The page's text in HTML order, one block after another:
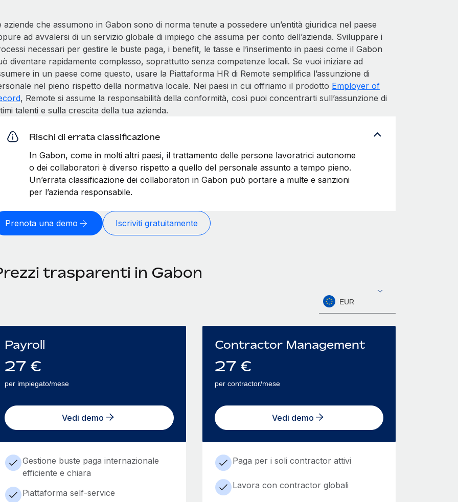
aziende che assumono in Gabon sono di norma tenute a possedere un’entità giuridica nel paese
ad avvalersi di un servizio globale di impiego che assuma per conto dell’azienda. Sviluppare i
necessari per gestire le buste paga, i benefit, le tasse e l’inserimento in paesi come il Gabon
diventare rapidamente complesso, soprattutto senza competenze locali. Se vuoi iniziare ad
in un paese come questo, usare la Piattaforma HR di Remote semplifica l’assunzione di
nel pieno rispetto della normativa locale. Nei paesi in cui offriamo il prodotto Employer of
, Remote si assume la responsabilità della conformità, così puoi concentrarti sull’assunzione di
talenti e sulla crescita della tua azienda.
Rischi di errata classificazione
In Gabon, come in molti altri paesi, il trattamento delle persone lavoratrici autonome
o dei collaboratori è diverso rispetto a quello del personale assunto a tempo pieno.
Un’errata classificazione dei collaboratori in Gabon può portare a multe e sanzioni
per l’azienda responsabile.
Prenota una demo Iscriviti gratuitamente
trasparenti in Gabon
EUR
Payroll
27 €
per impiegato/mese
Vedi demo
Gestione buste paga internazionale
efficiente e chiara
Piattaforma self-service
Contractor Management
27 €
per contractor/mese
Vedi demo
Paga per i soli contractor attivi
Lavora con contractor globali